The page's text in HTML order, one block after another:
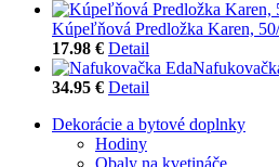
Kúpeľňová Predložka Karen,
17.98 € Detail
34.95 € Detail
Dekorácie a bytové doplnky
Hodiny
Obaly na kvetináče